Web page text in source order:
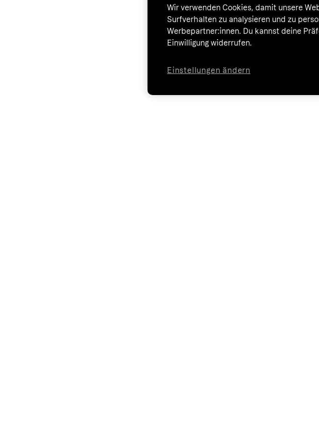
Wir verwenden Cookies, damit unsere
Surfverhalten zu analysieren und zu
Werbepartner:innen. Du kannst deine
Einwilligung widerrufen.
Einstellungen ändern